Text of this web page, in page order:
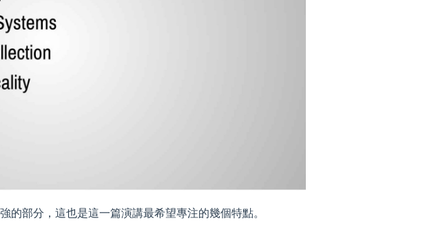
的部分，這也是這一篇演講最希望專注的幾個特點。